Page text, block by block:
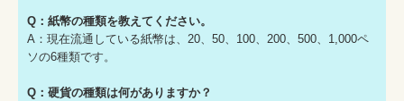
Q：紙幣の種類を教えてください。
A：現在流通している紙幣は、20、50、100、200、500、1,000ペ
ソの6種類です。
Q：硬貨の種類は何がありますか？